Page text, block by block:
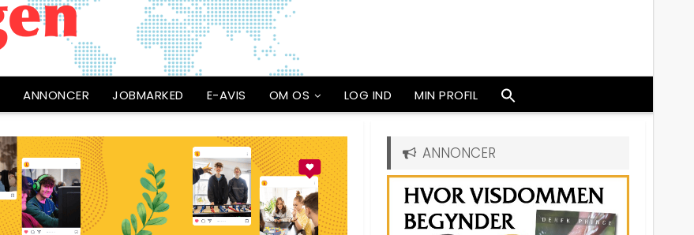
ANNONCER JOBMARKED E-AVIS OM OS LOG IND MIN PROFIL
ANNONCER